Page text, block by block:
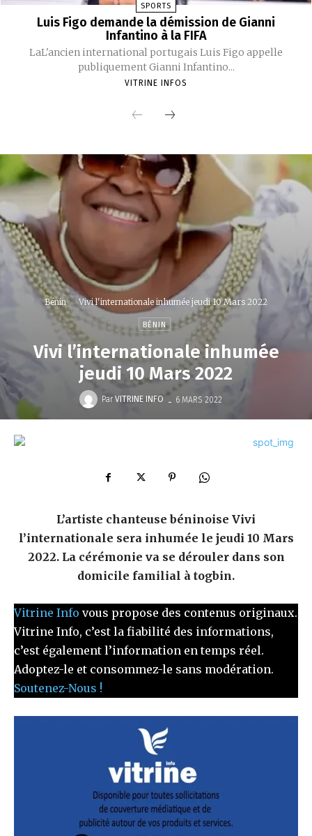
SPORTS
Luis Figo demande la démission de Gianni
Infantino à la FIFA
LaL'ancien international portugais Luis Figo appelle
publiquement Gianni Infantino...
VITRINE INFOS